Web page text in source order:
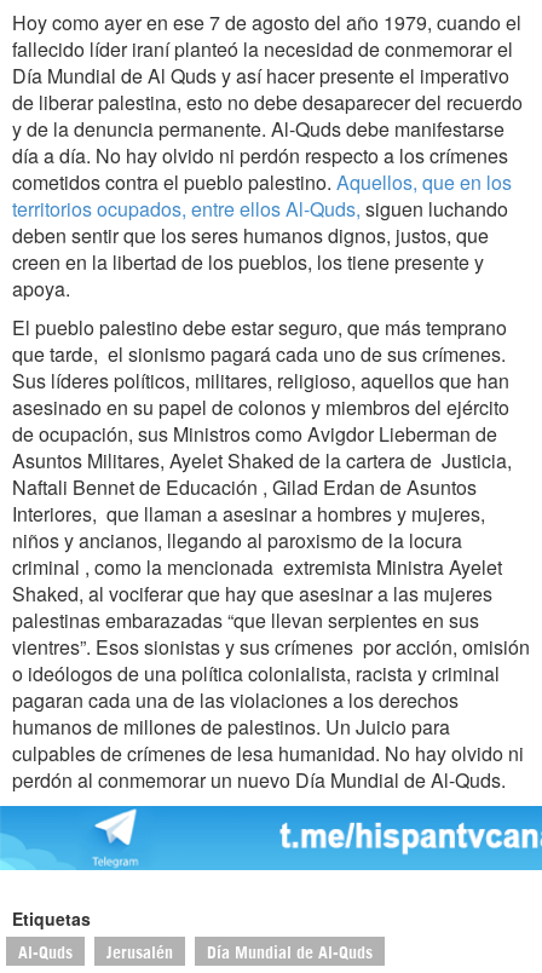
Hoy como ayer en ese 7 de agosto del año 1979, cuando el
fallecido líder iraní planteó la necesidad de conmemorar el
Día Mundial de Al Quds y así hacer presente el imperativo
de liberar palestina, esto no debe desaparecer del recuerdo
y de la denuncia permanente. Al-Quds debe manifestarse
día a día. No hay olvido ni perdón respecto a los crímenes
cometidos contra el pueblo palestino. Aquellos, que en los
territorios ocupados, entre ellos Al-Quds, siguen luchando
deben sentir que los seres humanos dignos, justos, que
creen en la libertad de los pueblos, los tiene presente y
apoya.
El pueblo palestino debe estar seguro, que más temprano
que tarde, el sionismo pagará cada uno de sus crímenes.
Sus líderes políticos, militares, religioso, aquellos que han
asesinado en su papel de colonos y miembros del ejército
de ocupación, sus Ministros como Avigdor Lieberman de
Asuntos Militares, Ayelet Shaked de la cartera de Justicia,
Naftali Bennet de Educación , Gilad Erdan de Asuntos
Interiores, que llaman a asesinar a hombres y mujeres,
niños y ancianos, llegando al paroxismo de la locura
criminal , como la mencionada extremista Ministra Ayelet
Shaked, al vociferar que hay que asesinar a las mujeres
palestinas embarazadas “que llevan serpientes en sus
vientres”. Esos sionistas y sus crímenes por acción, omisión
o ideólogos de una política colonialista, racista y criminal
pagaran cada una de las violaciones a los derechos
humanos de millones de palestinos. Un Juicio para
culpables de crímenes de lesa humanidad. No hay olvido ni
perdón al conmemorar un nuevo Día Mundial de Al-Quds.
Etiquetas
Al-Quds Jerusalén Día Mundial de Al-Quds